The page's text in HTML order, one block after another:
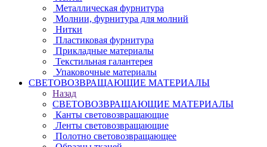
Металлическая фурнитура
Молнии, фурнитура для молний
Нитки
Пластиковая фурнитура
Прикладные материалы
Текстильная галантерея
Упаковочные материалы
СВЕТОВОЗВРАЩАЮЩИЕ МАТЕРИАЛЫ
Назад
СВЕТОВОЗВРАЩАЮЩИЕ МАТЕРИАЛЫ
Канты световозвращающие
Ленты световозвращающие
Полотно световозвращающее